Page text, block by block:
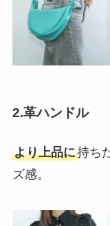
2.革ハンドル
より上品に持ち
ズ感。